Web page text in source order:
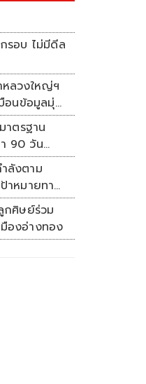
รอบ ไม่มีดีล
ลวงใหญ่ฯ
อนข้อมูลมุ่ง
รเมือง
ตรฐาน
90 วัน
ลังตาม
าหมายทาง
กศิษย์ร่วม
องอ่างทอง